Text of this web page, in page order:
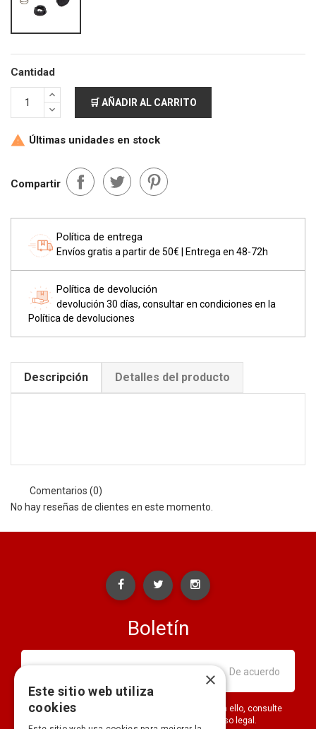
Cantidad
🛒 AÑADIR AL CARRITO
 Últimas unidades en stock
Compartir
Política de entrega
Envíos gratis a partir de 50€ | Entrega en 48-72h
Política de devolución
devolución 30 días, consultar en condiciones en la
Política de devoluciones
Descripción Detalles del producto
Comentarios (0)
No hay reseñas de clientes en este momento.
Boletín
Puede darse de baja en cualquier momento. Para ello, consulte
nuestra información de contacto en el aviso legal.
×
Este sitio web utiliza
cookies